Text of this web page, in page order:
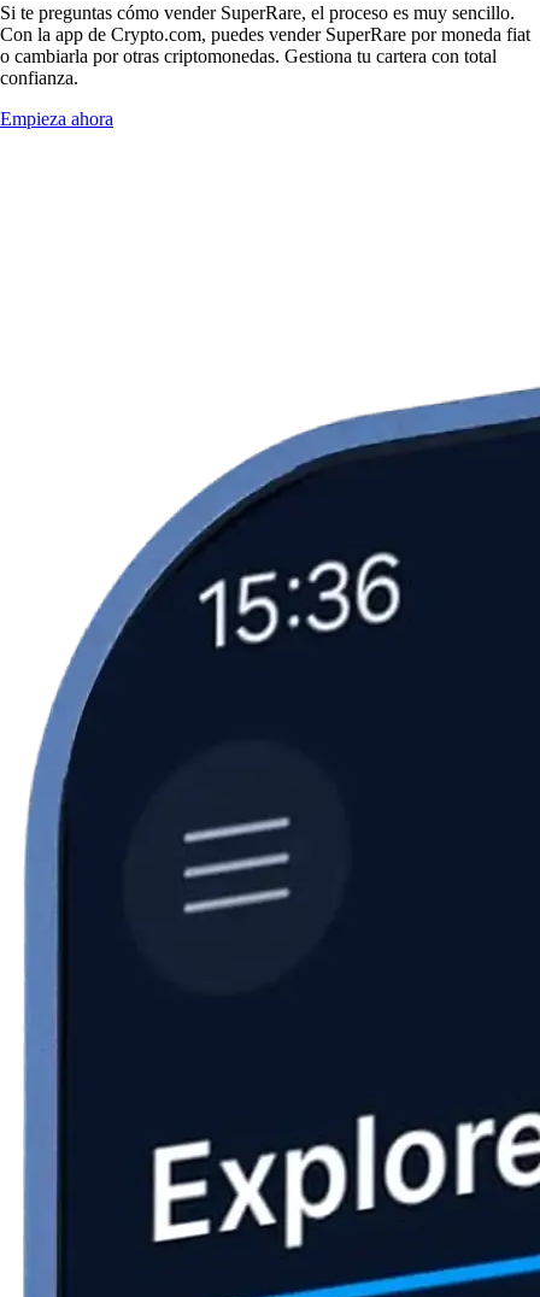
Si te preguntas cómo vender SuperRare, el proceso es muy sencillo.
Con la app de Crypto.com, puedes vender SuperRare por moneda fiat
o cambiarla por otras criptomonedas. Gestiona tu cartera con total
confianza.
Empieza ahora